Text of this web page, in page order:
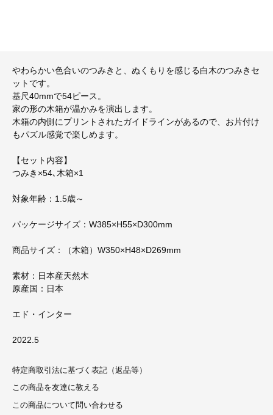
やわらかい色合いのつみきと、ぬくもりを感じる白木のつみきセ
ットです。
基尺40mmで54ピース。
家の形の木箱が温かみを演出します。
木箱の内側にプリントされたガイドラインがあるので、お片付け
もパズル感覚で楽しめます。
【セット内容】
つみき×54､木箱×1
対象年齢：1.5歳～
パッケージサイズ：W385×H55×D300mm
商品サイズ：（木箱）W350×H48×D269mm
素材：日本産天然木
原産国：日本
エド・インター
2022.5
特定商取引法に基づく表記（返品等）
この商品を友達に教える
この商品について問い合わせる